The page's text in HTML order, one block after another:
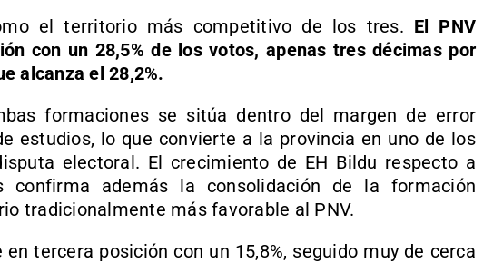
el territorio más competitivo de los tres. El PNV
con un 28,5% de los votos, apenas tres décimas por
alcanza el 28,2%.
formaciones se sitúa dentro del margen de error
estudios, lo que convierte a la provincia en uno de los
electoral. El crecimiento de EH Bildu respecto a
confirma además la consolidación de la formación
tradicionalmente más favorable al PNV.
en tercera posición con un 15,8%, seguido muy de cerca